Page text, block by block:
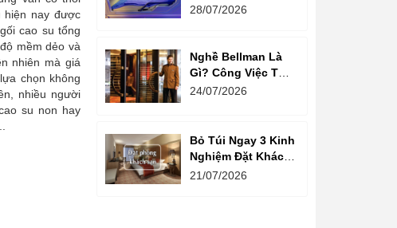
hiện nay được
cao su tổng
mềm dẻo và
nhiên mà giá
chọn không
nhiều người
su non hay
Giường Nằm Nào?
28/07/2026
Nghề Bellman Là
Gì? Công Việc Thú
Vị Phía Sau Cánh
24/07/2026
Bỏ Túi Ngay 3 Kinh
Nghiệm Đặt Khách
Sạn Giá Rẻ Cho
21/07/2026